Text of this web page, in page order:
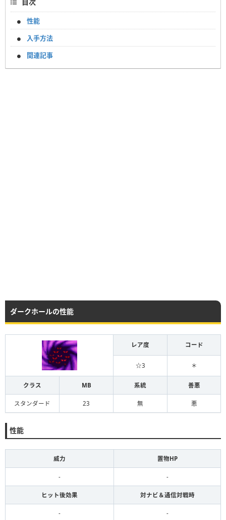
目次
性能
入手方法
関連記事
ダークホールの性能
レア度 コード
☆3 ＊
クラス MB 系統 善悪
スタンダード 23 無 悪
性能
威力 置物HP
- -
ヒット後効果 対ナビ＆通信対戦時
- -